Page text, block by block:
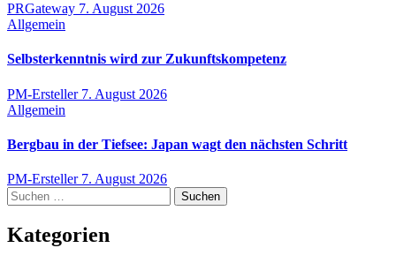
PRGateway 7. August 2026
Allgemein
Selbsterkenntnis wird zur Zukunftskompetenz
PM-Ersteller 7. August 2026
Allgemein
Bergbau in der Tiefsee: Japan wagt den nächsten Schritt
PM-Ersteller 7. August 2026
Suchen
nach:
Kategorien